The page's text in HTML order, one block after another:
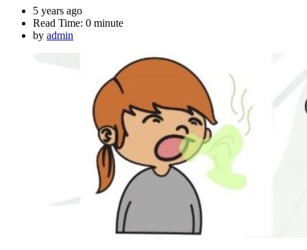
5 years ago
Read Time: 0 minute
by admin